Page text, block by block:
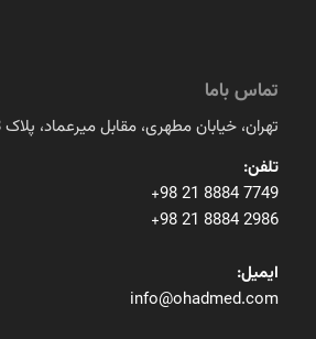
تماس باما
تهران، خیابان مطهری، مقابل میرعماد، پلاک 258، طبقات3،2و4
تلفن:
+98 21 8884 7749
+98 21 8884 2986
ایمیل:
info@ohadmed.com